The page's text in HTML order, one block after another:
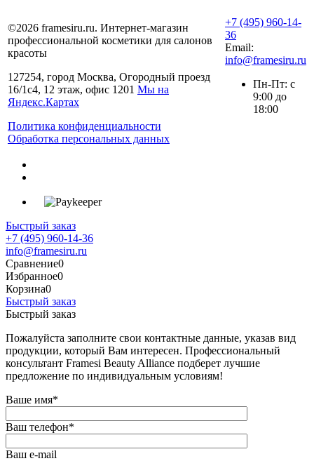
©2026 framesiru.ru. Интернет-магазин
профессиональной косметики для салонов
красоты
127254, город Москва, Огородный проезд
16/1с4, 12 этаж, офис 1201 Мы на
Яндекс.Картах
Политика конфиденциальности
Обработка персональных данных
+7 (495) 960-14-
36
Email:
info@framesiru.ru
Пн-Пт: с
9:00 до
18:00
Быстрый заказ
+7 (495) 960-14-36
info@framesiru.ru
Сравнение0
Избранное0
Корзина0
Быстрый заказ
Быстрый заказ
Пожалуйста заполните свои контактные данные, указав вид
продукции, который Вам интересен. Профессиональный
консультант Framesi Beauty Alliance подберет лучшие
предложение по индивидуальным условиям!
Ваше имя*
Ваш телефон*
Ваш e-mail